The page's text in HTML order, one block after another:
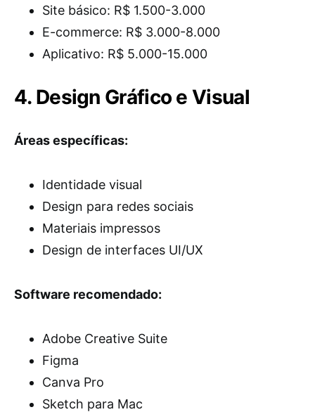
Site básico: R$ 1.500-3.000
E-commerce: R$ 3.000-8.000
Aplicativo: R$ 5.000-15.000
4. Design Gráfico e Visual
Áreas específicas:
Identidade visual
Design para redes sociais
Materiais impressos
Design de interfaces UI/UX
Software recomendado:
Adobe Creative Suite
Figma
Canva Pro
Sketch para Mac